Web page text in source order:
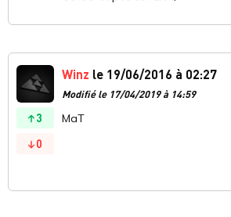
3
0
Winz le 19/06/2016 à 02:27
Modifié le 17/04/2019 à 14:59
MaT